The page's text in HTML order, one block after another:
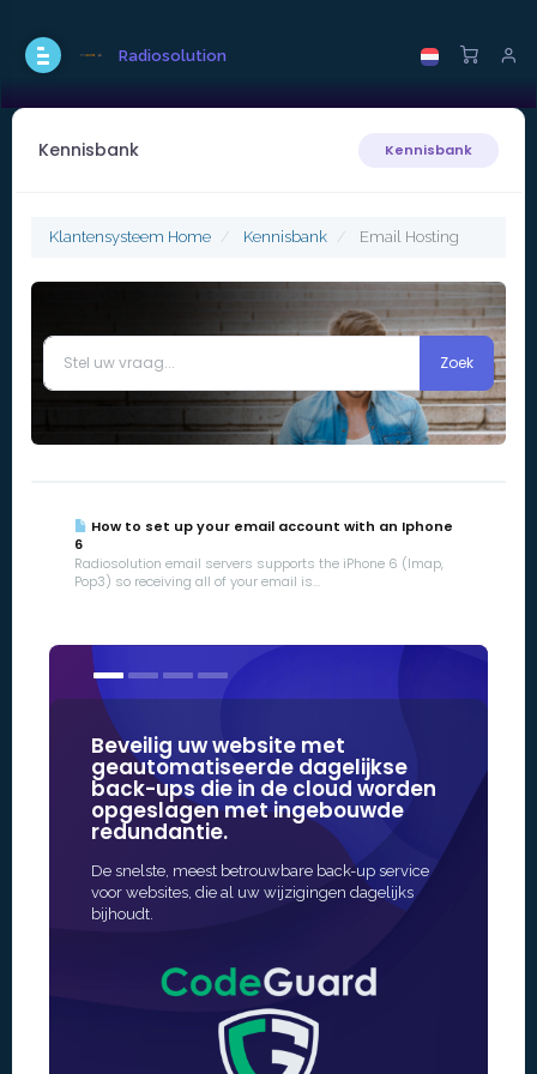
Radiosolution
Kennisbank Kennisbank
Klantensysteem Home Kennisbank Email Hosting
How to set up your email account with an Iphone
6
Radiosolution email servers supports the iPhone 6 (Imap,
Pop3) so receiving all of your email is...
Beveilig uw website met
geautomatiseerde dagelijkse
back-ups die in de cloud worden
opgeslagen met ingebouwde
redundantie.
De snelste, meest betrouwbare back-up service
voor websites, die al uw wijzigingen dagelijks
bijhoudt.
van de
online
De snelste